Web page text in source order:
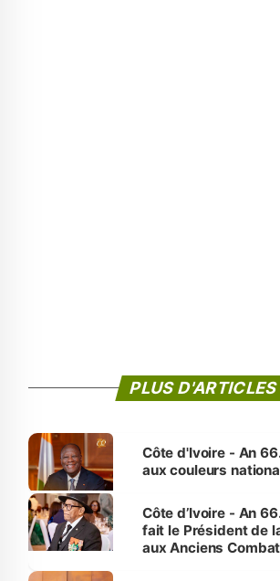
PLUS D'ARTICLES
Côte d'Ivoire - An
aux couleurs
Côte d’Ivoire - An
fait le Président de
aux Anciens